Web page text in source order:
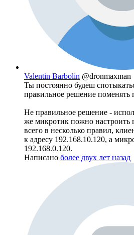
Valentin Barbolin @dronmaxman
Ты постоянно будеш
правильное решение поменять
Не правильное решение -
же микротик пожно настроить
всего в несколько правил,
к адресу 192.168.10.120, а
192.168.0.120.
Написано более двух лет назад